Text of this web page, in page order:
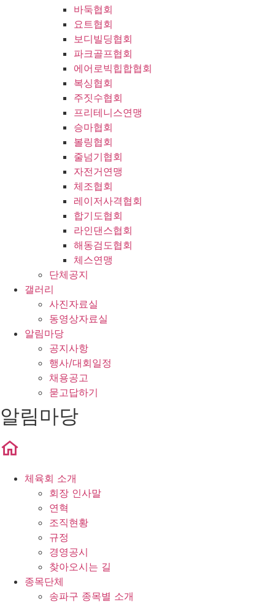
바둑협회
요트협회
보디빌딩협회
파크골프협회
에어로빅힙합협회
복싱협회
주짓수협회
프리테니스연맹
승마협회
볼링협회
줄넘기협회
자전거연맹
체조협회
레이저사격협회
합기도협회
라인댄스협회
해동검도협회
체스연맹
단체공지
갤러리
사진자료실
동영상자료실
알림마당
공지사항
행사/대회일정
채용공고
묻고답하기
알림마당
체육회 소개
회장 인사말
연혁
조직현황
규정
경영공시
찾아오시는 길
종목단체
송파구 종목별 소개